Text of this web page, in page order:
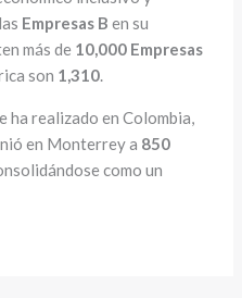
Empresas B en su
más de 10,000 Empresas
son 1,310.
ha realizado en Colombia,
en Monterrey a 850
como un